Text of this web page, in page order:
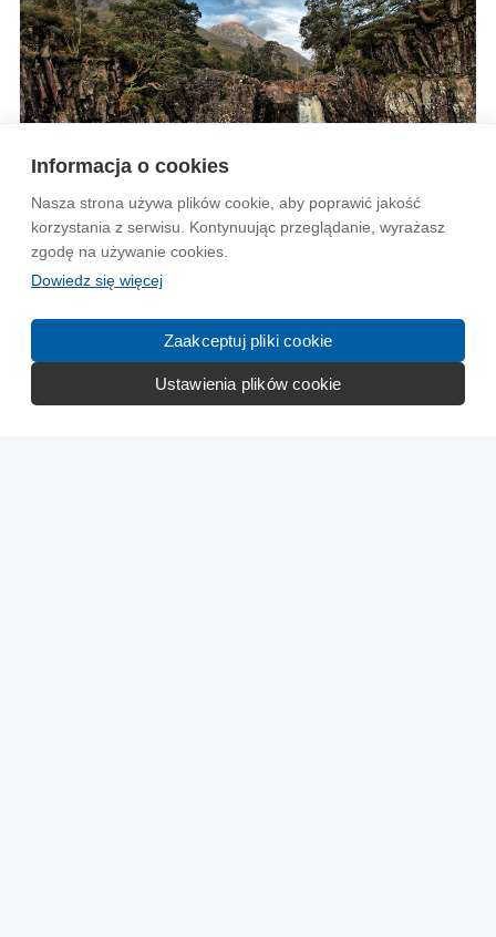
Informacja o cookies
Nasza strona używa plików cookie, aby poprawić jakość
korzystania z serwisu. Kontynuując przeglądanie, wyrażasz
zgodę na używanie cookies.
Dowiedz się więcej
Zaakceptuj pliki cookie
Ustawienia plików cookie